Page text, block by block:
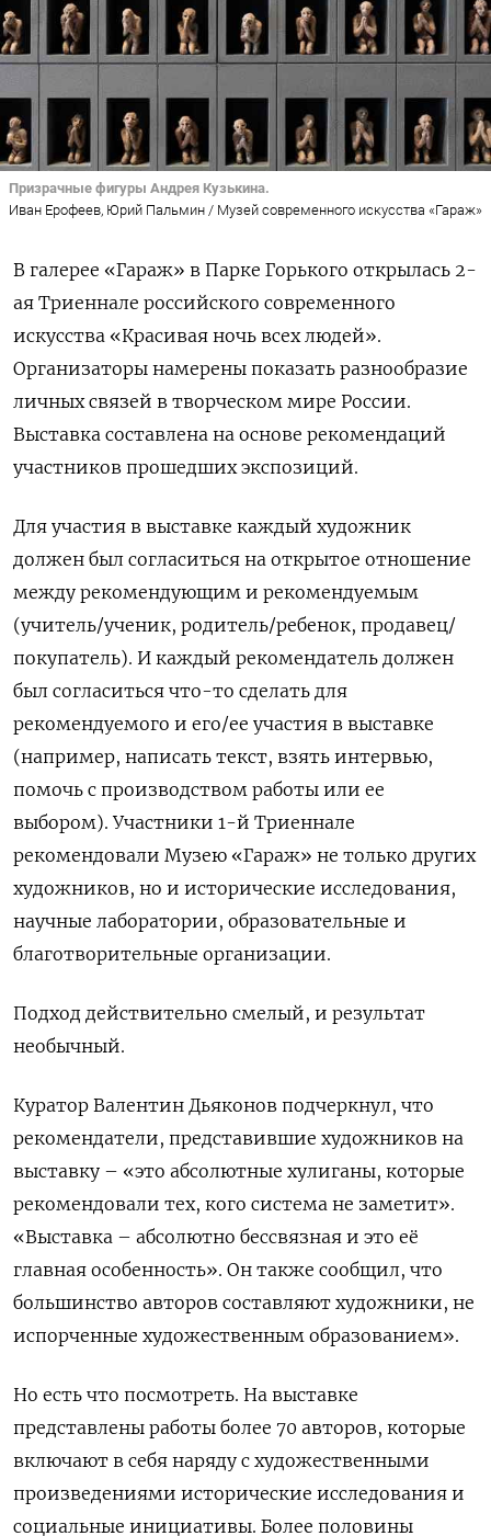
Призрачные фигуры Андрея Кузькина.
Иван Ерофеев, Юрий Пальмин / Музей современного искусства «Гараж»
В галерее «Гараж» в Парке Горького открылась 2-
ая Триеннале российского современного
искусства «Красивая ночь всех людей».
Организаторы намерены показать разнообразие
личных связей в творческом мире России.
Выставка составлена на основе рекомендаций
участников прошедших экспозиций.
Для участия в выставке каждый художник
должен был согласиться на открытое отношение
между рекомендующим и рекомендуемым
(учитель/ученик, родитель/ребенок, продавец/
покупатель). И каждый рекомендатель должен
был согласиться что-то сделать для
рекомендуемого и его/ее участия в выставке
(например, написать текст, взять интервью,
помочь с производством работы или ее
выбором). Участники 1-й Триеннале
рекомендовали Музею «Гараж» не только других
художников, но и исторические исследования,
научные лаборатории, образовательные и
благотворительные организации.
Подход действительно смелый, и результат
необычный.
Куратор Валентин Дьяконов подчеркнул, что
рекомендатели, представившие художников на
выставку – «это абсолютные хулиганы, которые
рекомендовали тех, кого система не заметит».
«Выставка – абсолютно бессвязная и это её
главная особенность». Он также сообщил, что
большинство авторов составляют художники, не
испорченные художественным образованием».
Но есть что посмотреть. На выставке
представлены работы более 70 авторов, которые
включают в себя наряду с художественными
произведениями исторические исследования и
социальные инициативы. Более половины